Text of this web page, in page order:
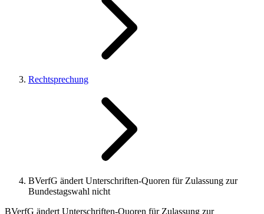
Rechtsprechung
BVerfG ändert Unterschriften-Quoren für Zulassung zur
Bundestagswahl nicht
BVerfG ändert Unterschriften-Quoren für Zulassung zur